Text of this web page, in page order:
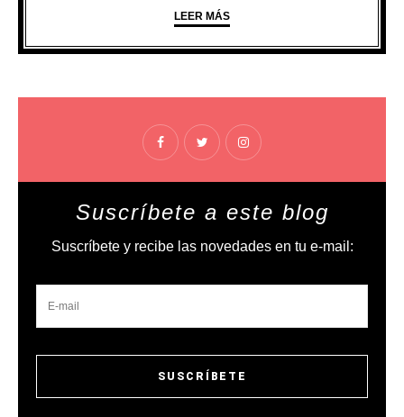
LEER MÁS
Suscríbete a este blog
Suscríbete y recibe las novedades en tu e-mail: